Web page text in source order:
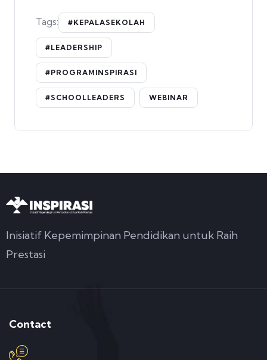
Tags: #KEPALASEKOLAH
#LEADERSHIP
#PROGRAMINSPIRASI
#SCHOOLLEADERS WEBINAR
Inisiatif Kepemimpinan Pendidikan untuk Raih
Prestasi
Contact